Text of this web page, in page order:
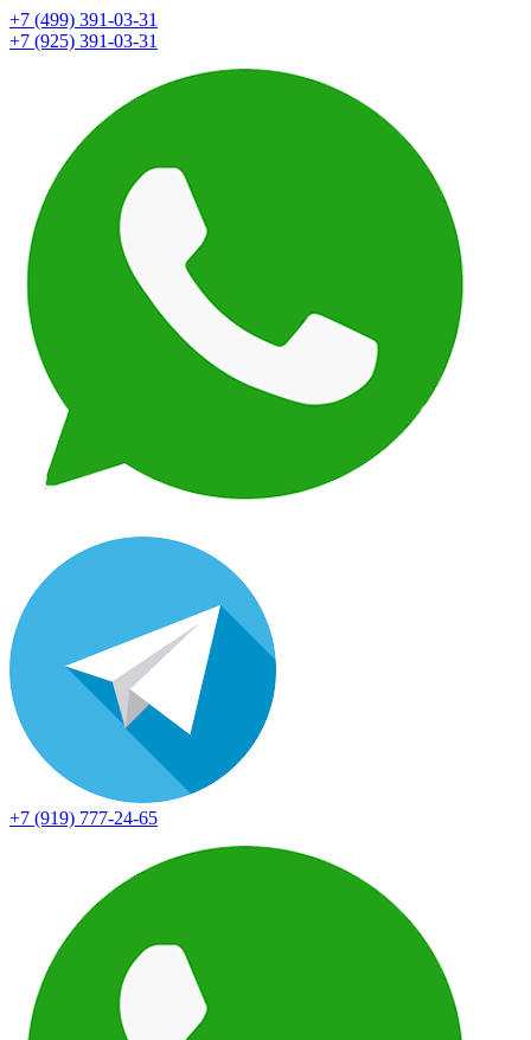
+7 (499) 391-03-31
+7 (925) 391-03-31
+7 (919) 777-24-65